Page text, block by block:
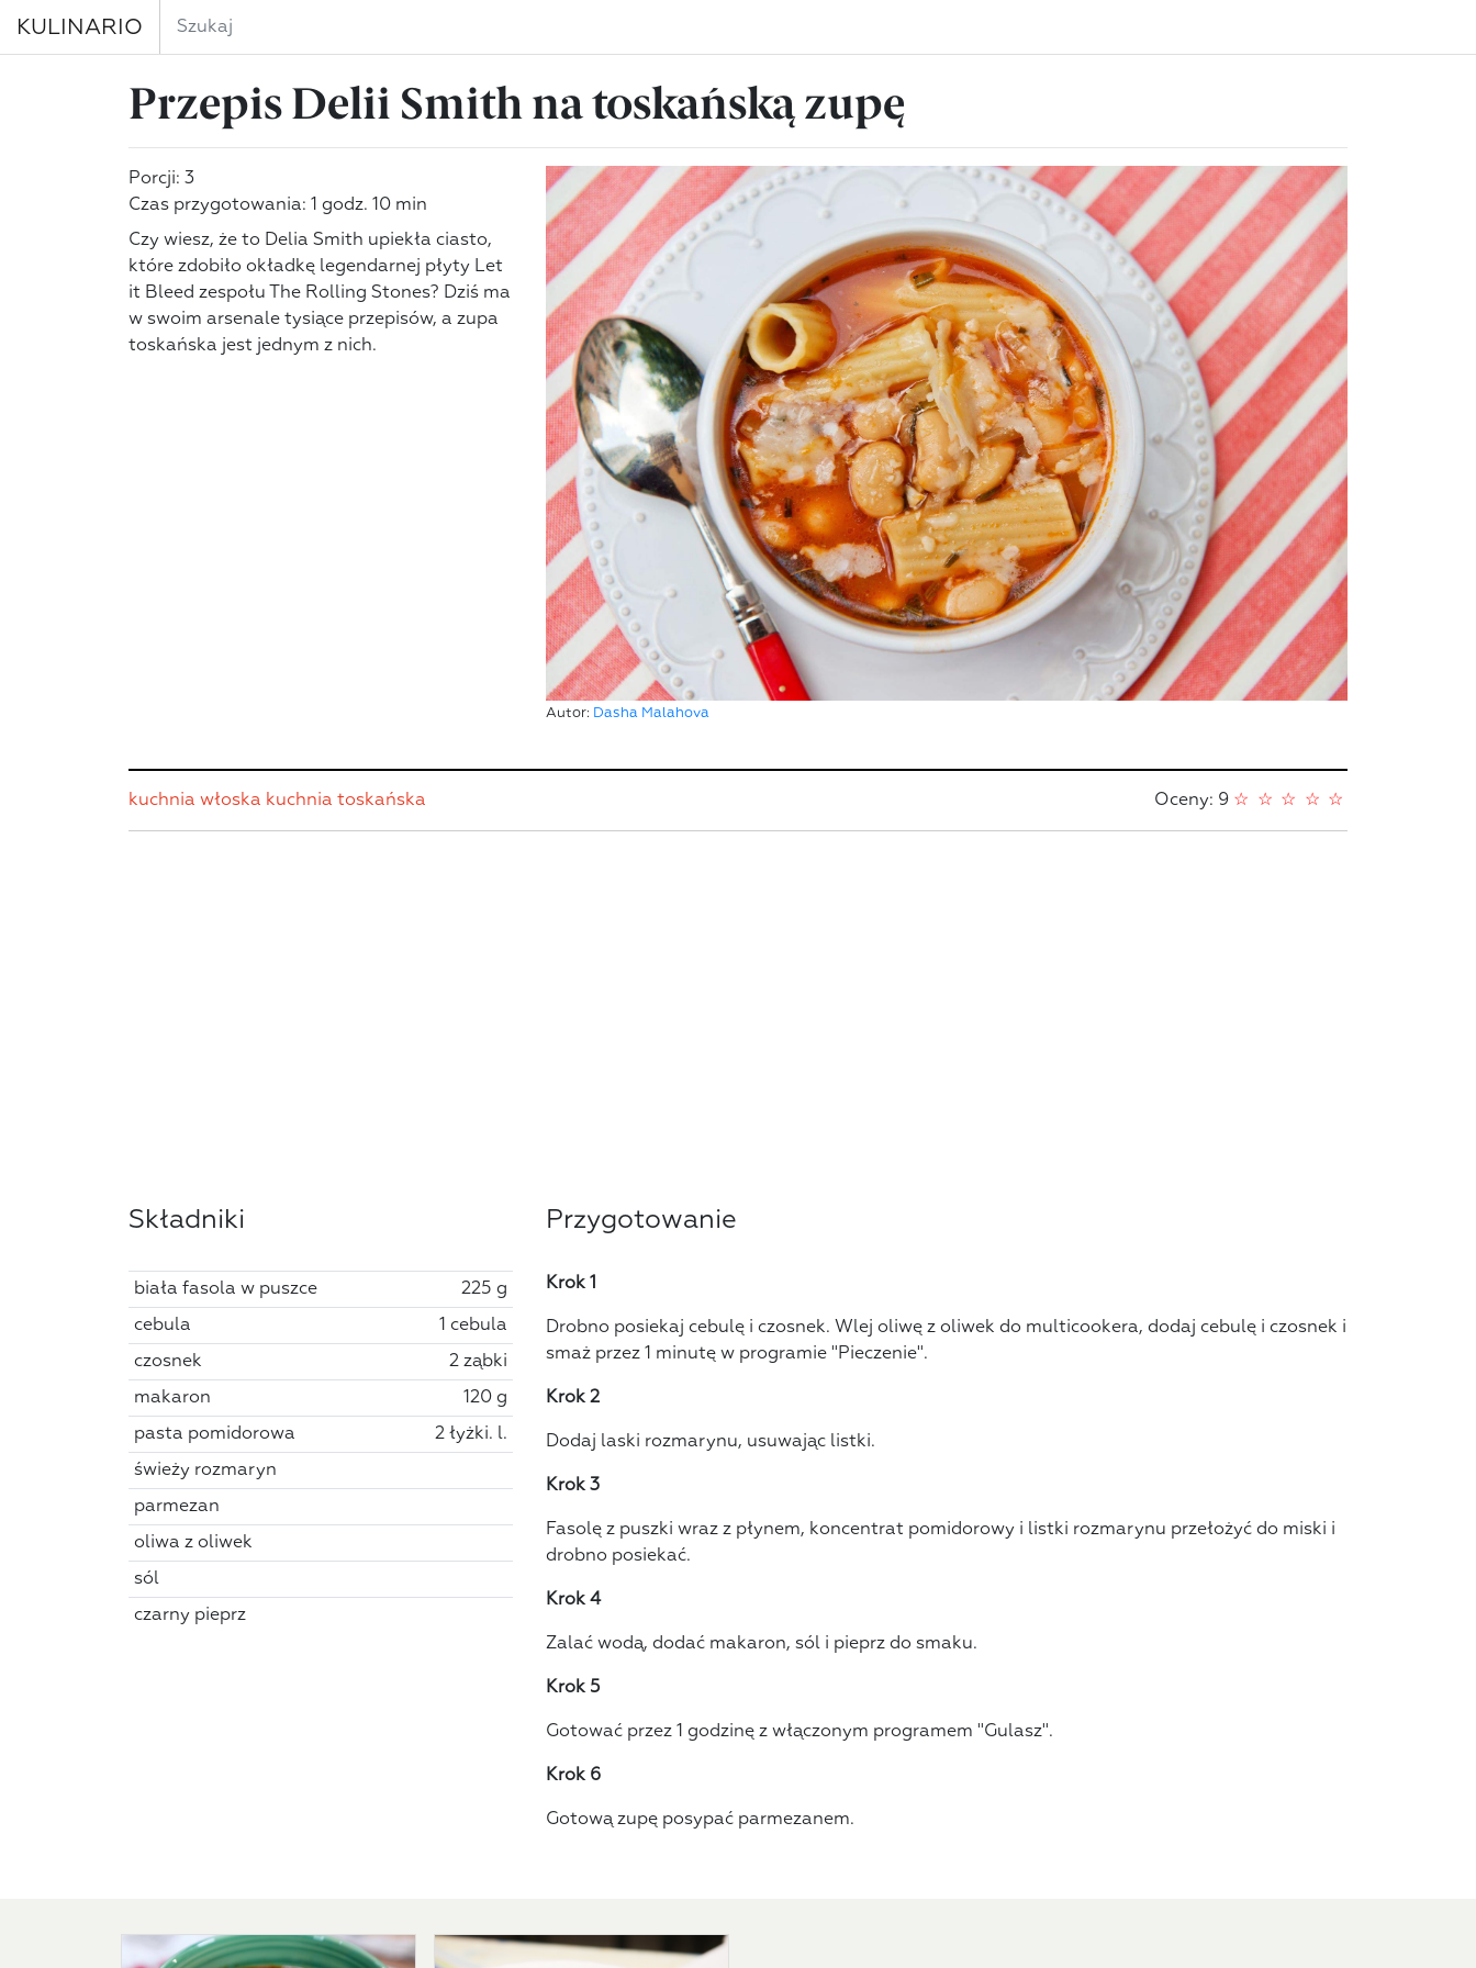
KULINARIO
Przepis Delii Smith na toskańską zupę
Autor: Dasha Malahova
Porcji: 3
Czas przygotowania: 1 godz. 10 min
Czy wiesz, że to Delia Smith upiekła ciasto,
które zdobiło okładkę legendarnej płyty Let
it Bleed zespołu The Rolling Stones? Dziś ma
w swoim arsenale tysiące przepisów, a zupa
toskańska jest jednym z nich.
kuchnia włoska kuchnia toskańska Oceny: 9 ☆
☆
☆
☆
☆
Składniki
biała fasola w puszce 225 g
cebula 1 cebula
czosnek 2 ząbki
makaron 120 g
pasta pomidorowa 2 łyżki. l.
świeży rozmaryn
parmezan
oliwa z oliwek
sól
czarny pieprz
Przygotowanie
Krok 1
Drobno posiekaj cebulę i czosnek. Wlej oliwę z oliwek do multicookera, dodaj cebulę i czosnek i
smaż przez 1 minutę w programie "Pieczenie".
Krok 2
Dodaj laski rozmarynu, usuwając listki.
Krok 3
Fasolę z puszki wraz z płynem, koncentrat pomidorowy i listki rozmarynu przełożyć do miski i
drobno posiekać.
Krok 4
Zalać wodą, dodać makaron, sól i pieprz do smaku.
Krok 5
Gotować przez 1 godzinę z włączonym programem "Gulasz".
Krok 6
Gotową zupę posypać parmezanem.